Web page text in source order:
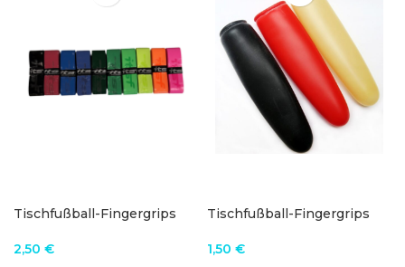
Tischfußball-Fingergrips
2,50 €
Tischfußball-Fingergrips
1,50 €